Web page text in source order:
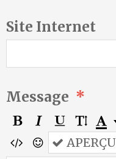
Site Internet
Message
APERÇU